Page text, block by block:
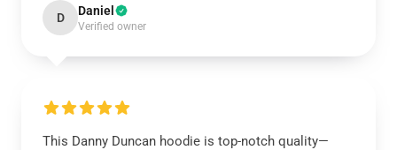
D Daniel
Verified owner
This Danny Duncan hoodie is top-notch quality—